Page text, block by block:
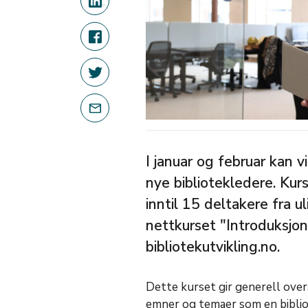
I januar og februar kan
nye bibliotekledere.
inntil 15 deltakere fra
nettkurset
bibliotekutvikling.no.
Dette kurset gir generell
emner og temaer som en